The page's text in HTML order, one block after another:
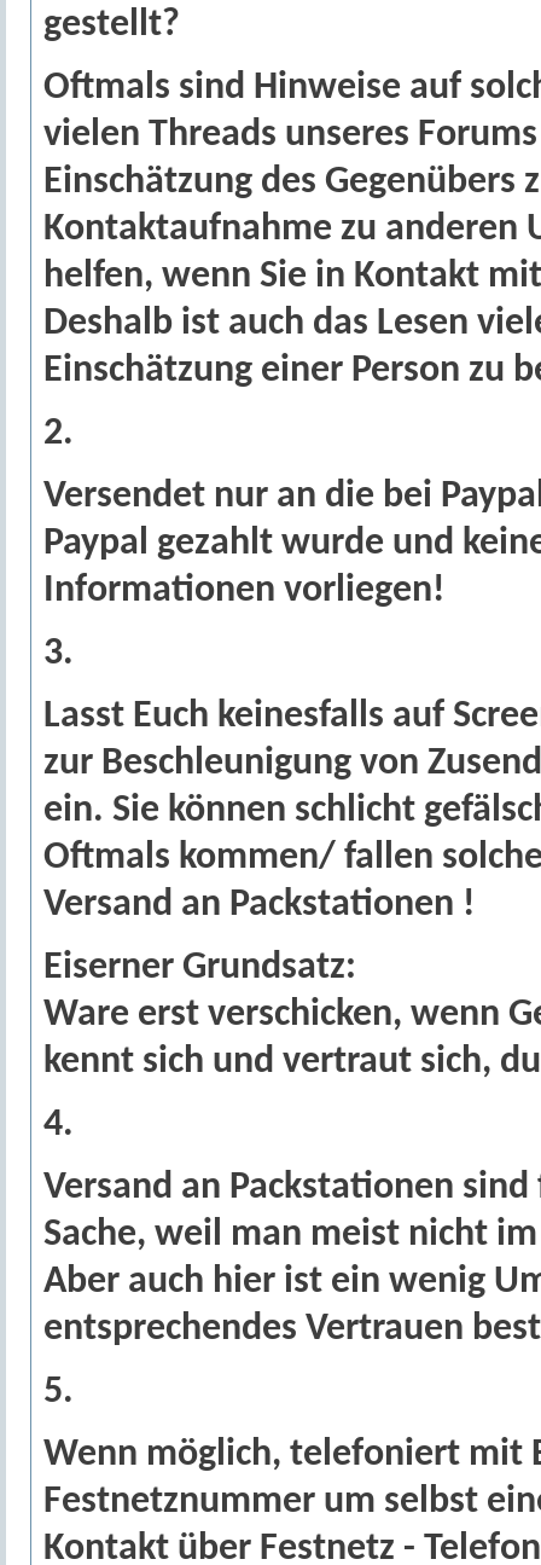
gestellt?
Oftmals sind Hinweise auf
vielen Threads unseres
Einschätzung des Gegenübers
Kontaktaufnahme zu anderen
helfen, wenn Sie in Kontakt
Deshalb ist auch das Lesen
Einschätzung einer Person zu
2.
Versendet nur an die bei
Paypal gezahlt wurde und
Informationen vorliegen!
3.
Lasst Euch keinesfalls auf
zur Beschleunigung von
ein. Sie können schlicht
Oftmals kommen/ fallen
Versand an Packstationen !
Eiserner Grundsatz:
Ware erst verschicken, wenn
kennt sich und vertraut sich,
4.
Versand an Packstationen
Sache, weil man meist nicht
Aber auch hier ist ein wenig
entsprechendes Vertrauen
5.
Wenn möglich, telefoniert mit
Festnetznummer um selbst
Kontakt über Festnetz -